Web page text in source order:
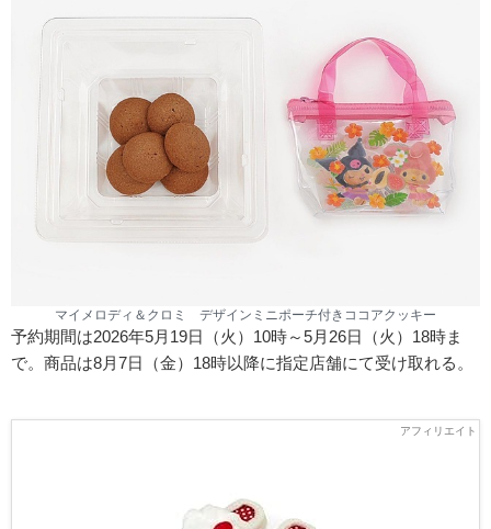
マイメロディ＆クロミ デザインミニポーチ付きココアクッキー
予約期間は2026年5月19日（火）10時～5月26日（火）18時ま
で。商品は8月7日（金）18時以降に指定店舗にて受け取れる。